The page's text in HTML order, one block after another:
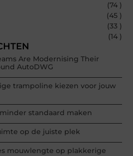
(74 )
(45 )
(33 )
(14 )
Are Modernising Their
AutoDWG
trampoline kiezen voor jouw
standaard maken
op de juiste plek
mouwlengte op plakkerige